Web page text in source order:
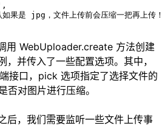
是 jpg，文件上传前会压缩一把再上传
用 WebUploader.create 方法创建
并传入了一些配置选项。其中，
接口，pick 选项指定了选择文件的
对图片进行压缩。
后，我们需要监听一些文件上传事